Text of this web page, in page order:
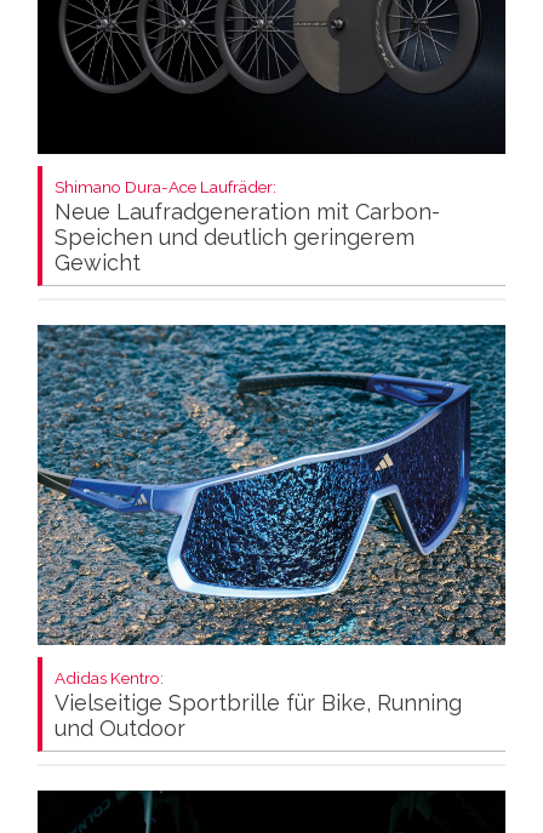
Shimano Dura-Ace Laufräder:
Neue Laufradgeneration mit Carbon-
Speichen und deutlich geringerem
Gewicht
Adidas Kentro:
Vielseitige Sportbrille für Bike, Running
und Outdoor